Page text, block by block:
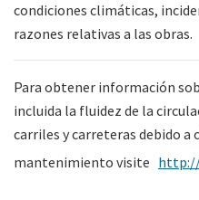
condiciones climáticas,
razones relativas a las obras.
Para obtener información
incluida la fluidez de la
carriles y carreteras debido a
mantenimiento visite http://